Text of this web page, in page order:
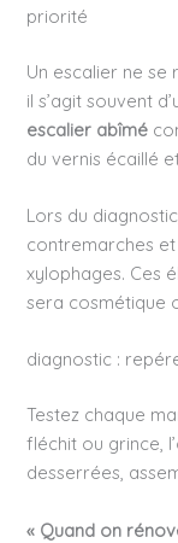
priorité
Un escalier ne se
il s’agit souvent
escalier abîmé
du vernis écaillé
Lors du
contremarches et
xylophages. Ces
sera cosmétique
diagnostic :
Testez chaque
fléchit ou grince,
desserrées,
« Quand on